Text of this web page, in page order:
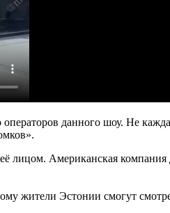
данного шоу. Не
лицом. Американская
жители Эстонии смогут